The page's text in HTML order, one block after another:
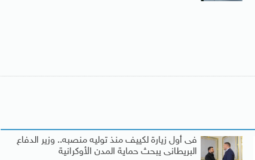
فى أول زيارة لكييف منذ توليه منصبه.. وزير الدفاع
البريطانى يبحث حماية المدن الأوكرانية